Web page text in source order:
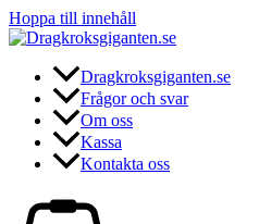
Hoppa till innehåll
Dragkroksgiganten.se
Frågor och svar
Om oss
Kassa
Kontakta oss